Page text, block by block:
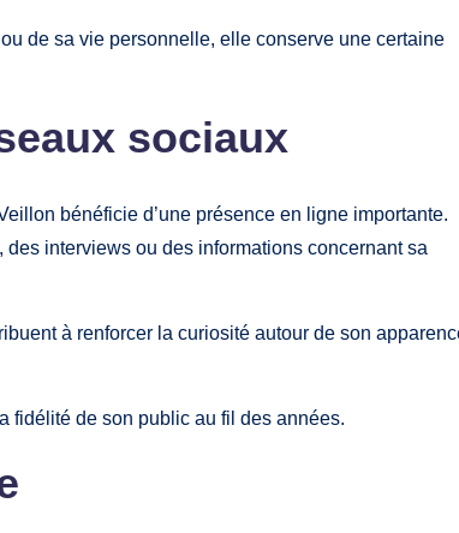
de sa vie personnelle, elle conserve une certaine
sociaux
bénéficie d’une présence en ligne importante.
interviews ou des informations concernant sa
à renforcer la curiosité autour de son
fidélité de son public au fil des années.